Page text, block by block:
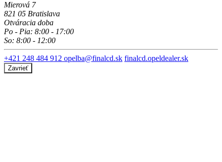
Mierová 7
821 05 Bratislava
Otváracia doba
Po - Pia: 8:00 - 17:00
So: 8:00 - 12:00
+421 248 484 912 opelba@finalcd.sk finalcd.opeldealer.sk
Zavrieť